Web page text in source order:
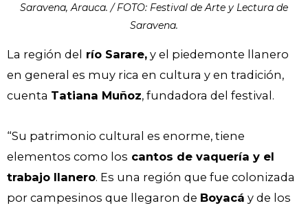
Saravena, Arauca. / FOTO: Festival de Arte y Lectura de
Saravena.
La región del río Sarare, y el piedemonte llanero
en general es muy rica en cultura y en tradición,
cuenta Tatiana Muñoz, fundadora del festival.
“Su patrimonio cultural es enorme, tiene
elementos como los cantos de vaquería y el
trabajo llanero. Es una región que fue colonizada
por campesinos que llegaron de Boyacá y de los